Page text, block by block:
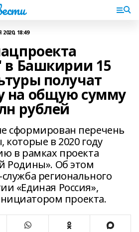
18:49
в Башкирии 15
получат
на общую сумму
рублей
сформирован перечень
которые в 2020 году
в рамках проекта
Родины». Об этом
регионального
«Единая Россия»,
проекта.